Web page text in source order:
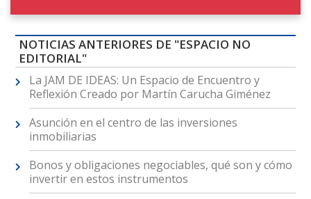
NOTICIAS ANTERIORES DE "ESPACIO NO
EDITORIAL"
La JAM DE IDEAS: Un Espacio de Encuentro y
Reflexión Creado por Martín Carucha Giménez
Asunción en el centro de las inversiones
inmobiliarias
Bonos y obligaciones negociables, qué son y cómo
invertir en estos instrumentos